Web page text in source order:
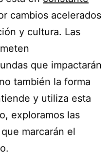
cambios acelerados
y cultura. Las
que impactarán
también la forma
y utiliza esta
exploramos las
marcarán el